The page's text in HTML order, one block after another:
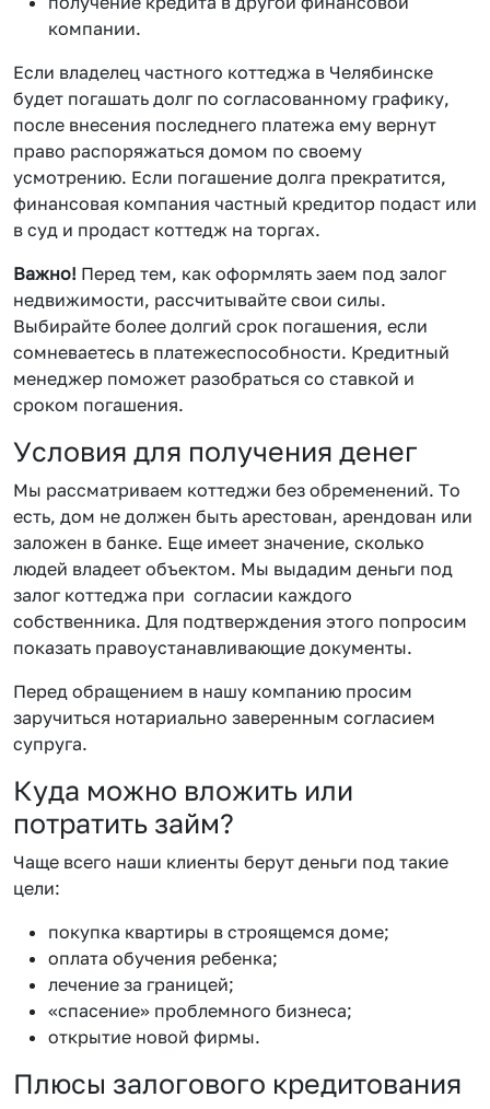
компании.
Если владелец частного коттеджа в Челябинске
будет погашать долг по согласованному графику,
после внесения последнего платежа ему вернут
право распоряжаться домом по своему
усмотрению. Если погашение долга прекратится,
финансовая компания частный кредитор подаст или
в суд и продаст коттедж на торгах.
Важно! Перед тем, как оформлять заем под залог
недвижимости, рассчитывайте свои силы.
Выбирайте более долгий срок погашения, если
сомневаетесь в платежеспособности. Кредитный
менеджер поможет разобраться со ставкой и
сроком погашения.
Условия для получения денег
Мы рассматриваем коттеджи без обременений. То
есть, дом не должен быть арестован, арендован или
заложен в банке. Еще имеет значение, сколько
людей владеет объектом. Мы выдадим деньги под
залог коттеджа при согласии каждого
собственника. Для подтверждения этого попросим
показать правоустанавливающие документы.
Перед обращением в нашу компанию просим
заручиться нотариально заверенным согласием
супруга.
Куда можно вложить или
потратить займ?
Чаще всего наши клиенты берут деньги под такие
цели:
покупка квартиры в строящемся доме;
оплата обучения ребенка;
лечение за границей;
«спасение» проблемного бизнеса;
открытие новой фирмы.
Плюсы залогового кредитования